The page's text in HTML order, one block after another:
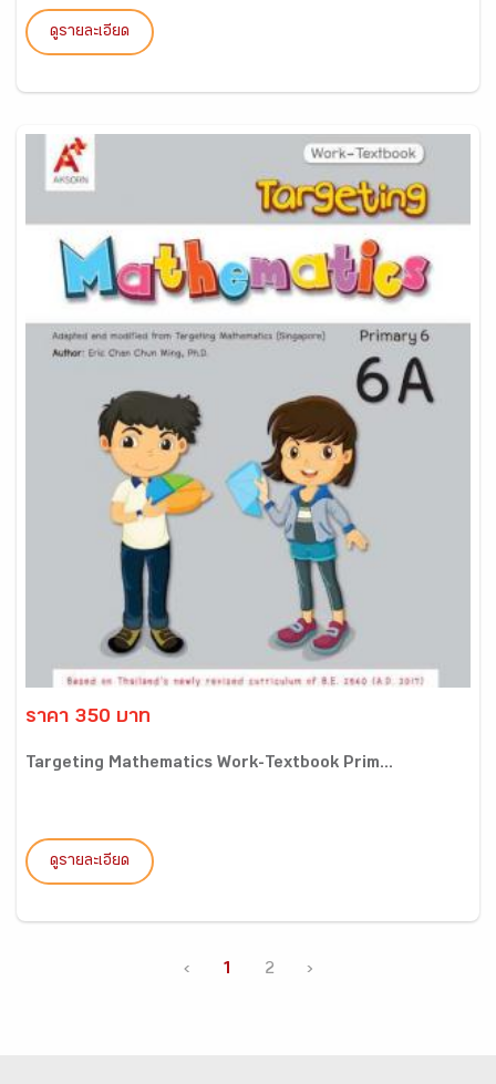
ดูรายละเอียด
ราคา 350 บาท
Targeting Mathematics Work-Textbook Prim...
ดูรายละเอียด
‹ 1 2 ›